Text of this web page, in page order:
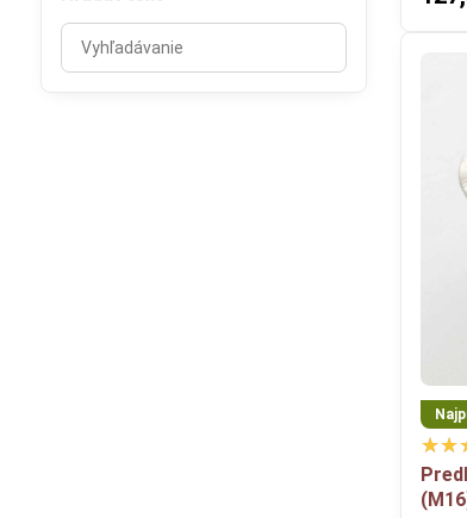
Prehľadať
výsledky